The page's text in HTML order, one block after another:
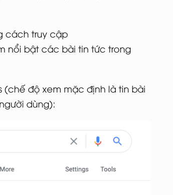
cách truy cập
nổi bật các bài tin tức trong
(chế độ xem mặc định là tin bài
dùng):